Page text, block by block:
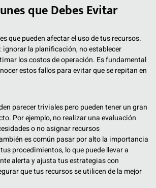
que Debes Evitar
que pueden afectar el uso de tus recursos.
ignorar la planificación, no establecer
los costos de operación. Es fundamental
estos fallos para evitar que se repitan en
parecer triviales pero pueden tener un gran
Por ejemplo, no realizar una evaluación
o no asignar recursos
es común pasar por alto la importancia
procedimientos, lo que puede llevar a
alerta y ajusta tus estrategias con
que tus recursos se utilicen de la mejor